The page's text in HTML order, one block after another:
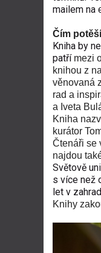
mailem na
Čím
Kniha by
patří mezi
knihou z
věnovaná
rad a
a Iveta
Kniha
kurátor
Čtenáři se
najdou
Světově
s více než
let v
Knihy